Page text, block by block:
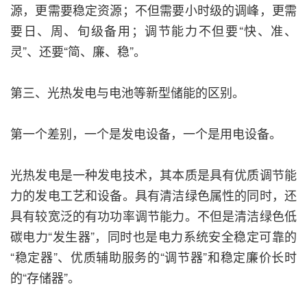
源，更需要稳定资源；不但需要小时级的调峰，更需
要日、周、旬级备用；调节能力不但要“快、准、
灵”、还要“简、廉、稳”。
第三、光热发电与电池等新型储能的区别。
第一个差别，一个是发电设备，一个是用电设备。
光热发电是一种发电技术，其本质是具有优质调节能
力的发电工艺和设备。具有清洁绿色属性的同时，还
具有较宽泛的有功功率调节能力。不但是清洁绿色低
碳电力“发生器”，同时也是电力系统安全稳定可靠的
“稳定器”、优质辅助服务的“调节器”和稳定廉价长时
的“存储器”。